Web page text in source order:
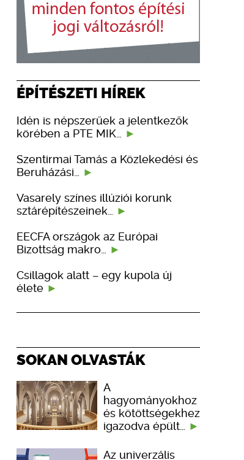
ÉPÍTÉSZETI HÍREK
Idén is népszerűek a jelentkezők
körében a PTE MIK…
Szentirmai Tamás a Közlekedési és
Beruházási…
Vasarely színes illúziói korunk
sztárépítészeinek…
EECFA országok az Európai
Bizottság makro…
Csillagok alatt – egy kupola új
élete
SOKAN OLVASTÁK
A
hagyományokhoz
és kötöttségekhez
igazodva épült…
Az univerzális